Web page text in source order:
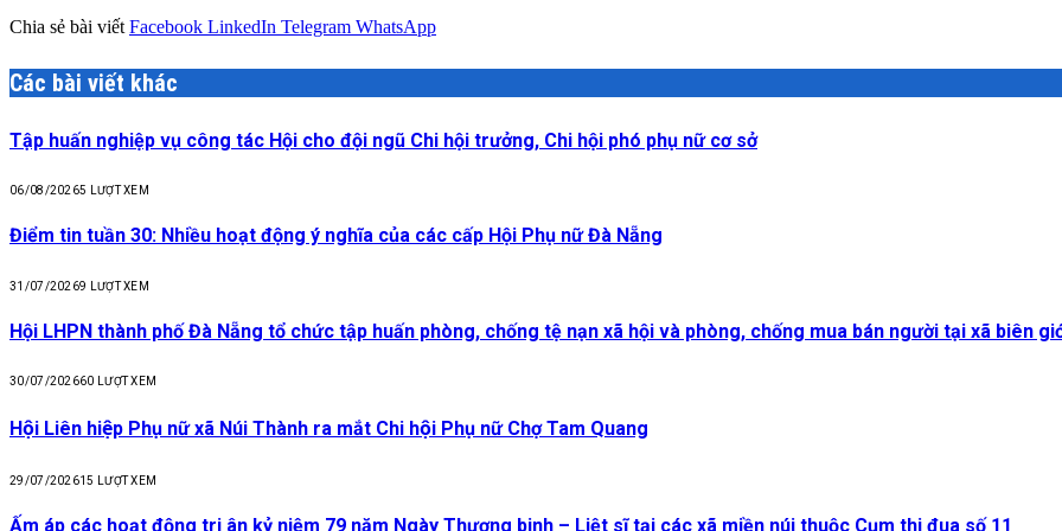
Chia sẻ bài viết Facebook LinkedIn Telegram WhatsApp
Các bài viết khác
Tập huấn nghiệp vụ công tác Hội cho đội ngũ Chi hội trưởng, Chi hội phó phụ nữ cơ sở
06/08/20265 LƯỢT XEM
Điểm tin tuần 30: Nhiều hoạt động ý nghĩa của các cấp Hội Phụ nữ Đà Nẵng
31/07/20269 LƯỢT XEM
Hội LHPN thành phố Đà Nẵng tổ chức tập huấn phòng, chống tệ nạn xã hội và phòng, chống mua bán người tại xã biên
30/07/202660 LƯỢT XEM
Hội Liên hiệp Phụ nữ xã Núi Thành ra mắt Chi hội Phụ nữ Chợ Tam Quang
29/07/202615 LƯỢT XEM
Ấm áp các hoạt động tri ân kỷ niệm 79 năm Ngày Thương binh – Liệt sĩ tại các xã miền núi thuộc Cụm thi đua số 11